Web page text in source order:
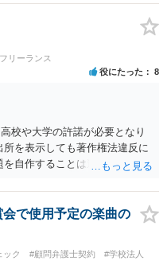
事業の主体となっています。
取扱いとしては「教育機関」
行政財産」とされています。
リーランス
役にたった 8
校や大学の許諾が必要となり
を表示しても著作権法違反に
自作することは違法とならな
法違反となる可能性が高いで
かせることは問題ないです
ないので著作権法上問題とな
いる弁護士にご相談いただい
で使用予定の楽曲の
ック #顧問弁護士契約
#学校法人